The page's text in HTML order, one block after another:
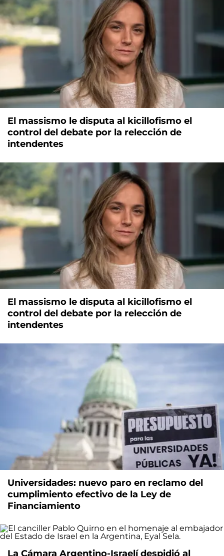
El massismo le disputa al kicillofismo el
control del debate por la relección de
intendentes
El massismo le disputa al kicillofismo el
control del debate por la relección de
intendentes
Universidades: nuevo paro en reclamo del
cumplimiento efectivo de la Ley de
Financiamiento
La Cámara Argentino-Israelí despidió al